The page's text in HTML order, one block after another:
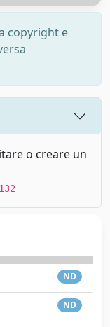
copyright e
o creare un
ND
ND